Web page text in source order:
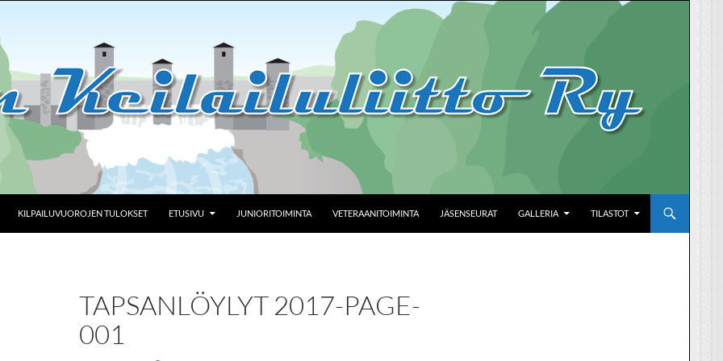
KILPAILUVUOROJEN TULOKSET ETUSIVU JUNIORITOIMINTA VETERAANITOIMINTA JÄSENSEURAT GALLERIA TILASTOT
TAPSANLÖYLYT 2017-PAGE-
001